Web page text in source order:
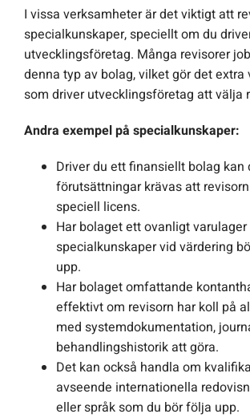
I vissa verksamheter är det viktigt att
specialkunskaper, speciellt om du
utvecklingsföretag. Många revisorer
denna typ av bolag, vilket gör det
som driver utvecklingsföretag att välja
Andra exempel på specialkunskaper:
Driver du ett finansiellt bolag kan
förutsättningar krävas att
speciell licens.
Har bolaget ett ovanligt
specialkunskaper vid värdering
upp.
Har bolaget omfattande
effektivt om revisorn har koll på
med systemdokumentation,
behandlingshistorik att göra.
Det kan också handla om
avseende internationella
eller språk som du bör följa upp.